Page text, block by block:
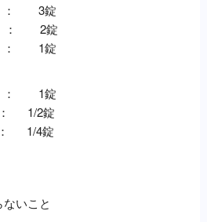
3錠
： 2錠
1錠
1錠
1/2錠
4錠
いこと